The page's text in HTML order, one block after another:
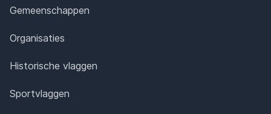
Gemeenschappen
Organisaties
Historische vlaggen
Sportvlaggen